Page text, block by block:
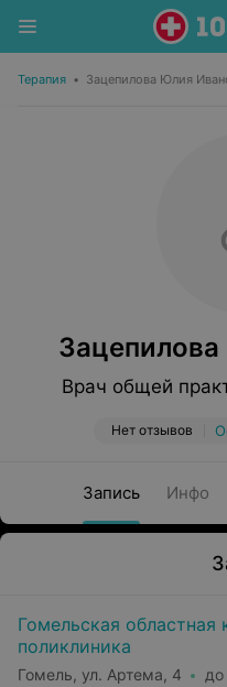
Терапия • Зацепилова Юлия
Врач общей
Нет отзывов
Запись Инфо
Гомельская областная
поликлиника
Гомель, ул. Артема, 4